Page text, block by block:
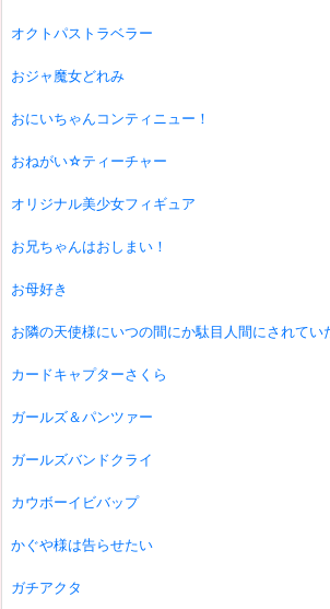
オクトパストラベラー
おジャ魔女どれみ
おにいちゃんコンティニュー！
おねがい☆ティーチャー
オリジナル美少女フィギュア
お兄ちゃんはおしまい！
お母好き
お隣の天使様にいつの間にか駄目人間にされてい
カードキャプターさくら
ガールズ＆パンツァー
ガールズバンドクライ
カウボーイビバップ
かぐや様は告らせたい
ガチアクタ